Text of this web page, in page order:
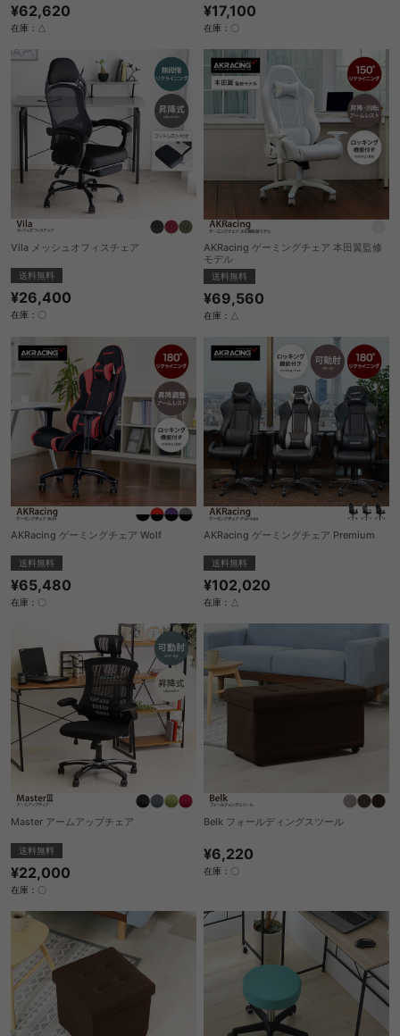
¥62,620
在庫：△
¥17,100
在庫：〇
Vila メッシュオフィスチェア
送料無料
¥26,400
在庫：〇
AKRacing ゲーミングチェア 本田翼監修
モデル
送料無料
¥69,560
在庫：△
AKRacing ゲーミングチェア Wolf
送料無料
¥65,480
在庫：〇
AKRacing ゲーミングチェア Premium
送料無料
¥102,020
在庫：△
Master アームアップチェア
送料無料
¥22,000
在庫：〇
Belk フォールディングスツール
¥6,220
在庫：〇